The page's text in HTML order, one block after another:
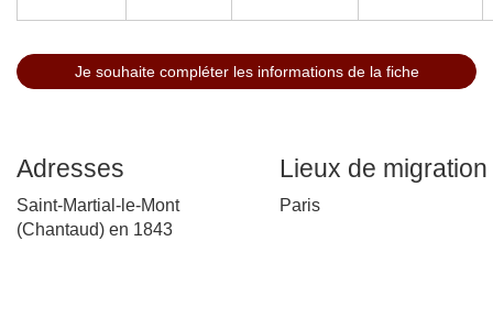
Adresses
Saint-Martial-le-Mont
(Chantaud) en 1843
Lieux de migration
Paris